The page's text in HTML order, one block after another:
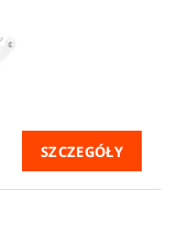
SZCZEGÓŁY